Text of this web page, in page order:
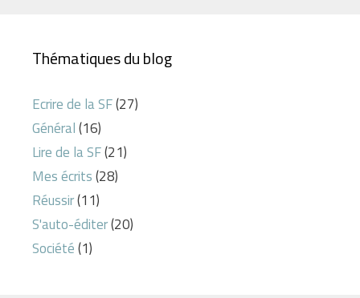
Thématiques du blog
Ecrire de la SF(27)
Général(16)
Lire de la SF(21)
Mes écrits(28)
Réussir(11)
S'auto-éditer(20)
Société(1)